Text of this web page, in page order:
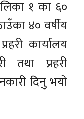
१ का ६०
४० वर्षीय
कार्यालय
तथा प्रहरी
दिनु भयो